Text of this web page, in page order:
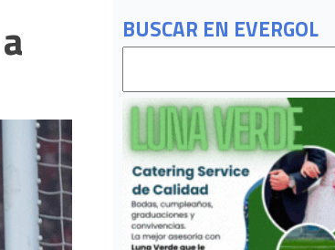
BUSCAR EN EVERGOL